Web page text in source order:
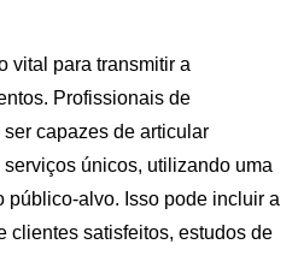
vital para transmitir a
Profissionais de
capazes de articular
únicos, utilizando uma
público-alvo. Isso pode incluir a
clientes satisfeitos, estudos de